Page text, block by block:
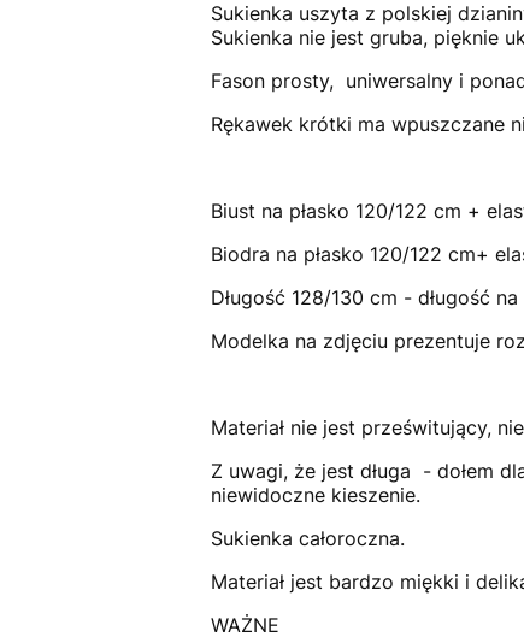
Sukienka uszyta z polskiej
Sukienka nie jest gruba, pięknie
Fason prosty, uniwersalny i
Rękawek krótki ma wpuszczane
Biust na płasko 120/122 cm +
Biodra na płasko 120/122 cm+
Długość 128/130 cm - długość
Modelka na zdjęciu prezentuje
Materiał nie jest prześwitujący,
Z uwagi, że jest długa - dołem
niewidoczne kieszenie.
Sukienka całoroczna.
Materiał jest bardzo miękki i
WAŻNE